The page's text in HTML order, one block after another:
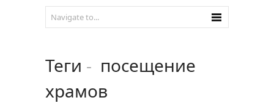
Теги - посещение
храмов